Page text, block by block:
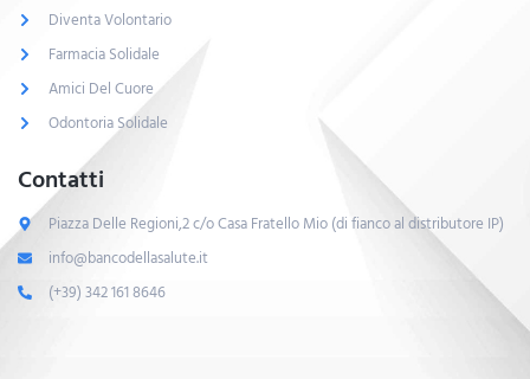
Diventa Volontario
Farmacia Solidale
Amici Del Cuore
Odontoria Solidale
Contatti
Piazza Delle Regioni,2 c/o Casa Fratello Mio (di fianco al distributore IP)
info@bancodellasalute.it
(+39) 342 161 8646